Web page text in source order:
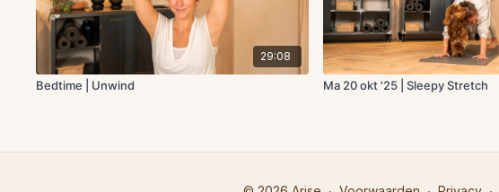
29:08
Bedtime | Unwind Ma 20 okt '25 | Sleepy Stretch